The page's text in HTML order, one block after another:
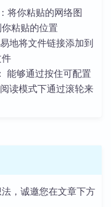
：将你粘贴的网络图
粘贴的位置
地将文件链接添加到
： 能够通过按住可配置
读模式下通过滚轮来
，诚邀您在文章下方